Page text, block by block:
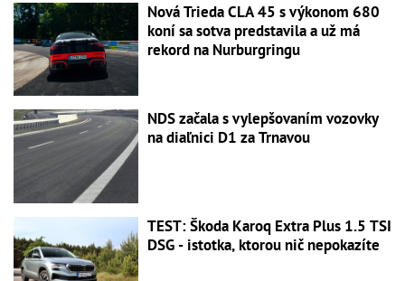
Nová Trieda CLA 45 s výkonom 680
koní sa sotva predstavila a už má
rekord na Nurburgringu
NDS začala s vylepšovaním vozovky
na diaľnici D1 za Trnavou
TEST: Škoda Karoq Extra Plus 1.5 TSI
DSG - istotka, ktorou nič nepokazíte